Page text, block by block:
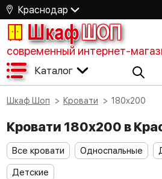
Краснодар
ШкафШОП
современный интернет-
Каталог
Шкаф Шоп Кровати 180х200
Кровати 180х200 в
Все кровати Односпальные
Детские